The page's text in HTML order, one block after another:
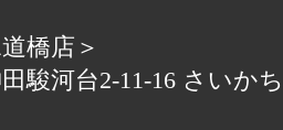
橋店＞
駿河台2-11-16 さいか